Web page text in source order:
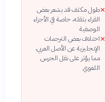
✕طول مكثف قد يشعر بعض
القراء بثقله، خاصة في الأجزاء
الوصفية
✕اختلاف بعض الترجمات
الإنجليزية عن الأصل العربي،
مما يؤثر على نقل الجرس
اللغوي